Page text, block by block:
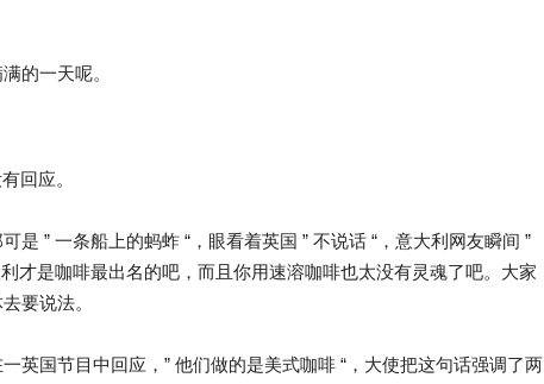
的一天呢。
回应。
是 ” 一条船上的蚂蚱 “，眼看着英国 ” 不说话 “，意大利网友瞬间 ”
才是咖啡最出名的吧，而且你用速溶咖啡也太没有灵魂了吧。大家
要说法。
英国节目中回应，” 他们做的是美式咖啡 “，大使把这句话强调了两